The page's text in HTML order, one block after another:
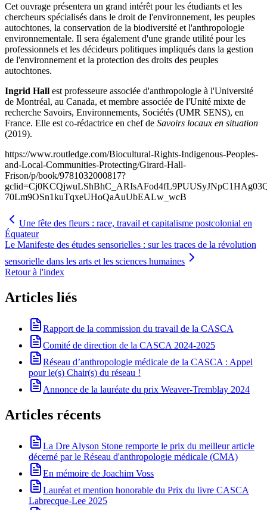
Cet ouvrage présentera un grand intérêt pour les étudiants et les
chercheurs spécialisés dans le droit de l'environnement, les peuples
autochtones, la conservation de la biodiversité et l'anthropologie
environnementale. Il sera également d'une grande utilité pour les
professionnels et les décideurs politiques impliqués dans la gestion
de l'environnement et la protection des droits des peuples
autochtones.
Ingrid Hall est professeure associée d'anthropologie à l'Université
de Montréal, au Canada, et membre associée de l'Unité mixte de
recherche Savoirs, Environnements, Sociétés (UMR SENS), en
France. Elle est co-rédactrice en chef de Savoirs locaux en situation
(2019).
https://www.routledge.com/Biocultural-Rights-Indigenous-Peoples-
and-Local-Communities-Protecting/Girard-Hall-
Frison/p/book/9781032000817?
70Lm9OSn1kuTqxeUHoQaAuUbEALw_wcB
Une fête des fleurs : race, travail et capitalisme postcolonial en
Équateur
Le Manifeste des études sensorielles : sur les traces de la révolution
sensorielle dans les arts et les sciences humaines
Retour à l'index
Articles liés
Rapport de la commission du travail de la CASCA
Comité de direction de la CASCA 2024-2025
Réseau d’anthropologie médicale de la CASCA : Appel
pour le(s) Chair(s) du réseau !
Annonce de la lauréate du prix Weaver-Tremblay 2024
Articles récents
La Dre Alyson Stone remporte le prix du meilleur article
décerné par le Réseau d'anthropologie médicale (CMA)
En mémoire de Joachim Voss
Lauréat et mention honorable du Prix du livre CASCA
Labrecque-Lee 2025